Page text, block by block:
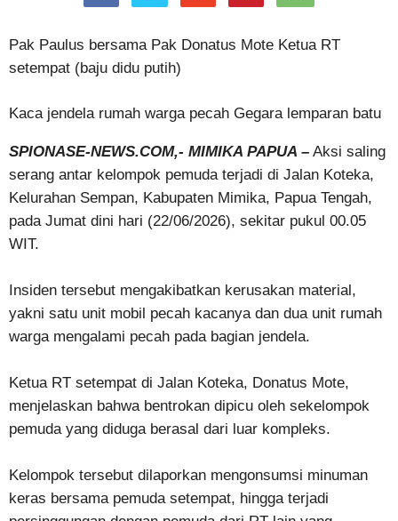
Pak Paulus bersama Pak Donatus Mote Ketua RT
setempat (baju didu putih)
Kaca jendela rumah warga pecah Gegara lemparan batu
SPIONASE-NEWS.COM,- MIMIKA PAPUA – Aksi saling
serang antar kelompok pemuda terjadi di Jalan Koteka,
Kelurahan Sempan, Kabupaten Mimika, Papua Tengah,
pada Jumat dini hari (22/06/2026), sekitar pukul 00.05
WIT.
Insiden tersebut mengakibatkan kerusakan material,
yakni satu unit mobil pecah kacanya dan dua unit rumah
warga mengalami pecah pada bagian jendela.
Ketua RT setempat di Jalan Koteka, Donatus Mote,
menjelaskan bahwa bentrokan dipicu oleh sekelompok
pemuda yang diduga berasal dari luar kompleks.
Kelompok tersebut dilaporkan mengonsumsi minuman
keras bersama pemuda setempat, hingga terjadi